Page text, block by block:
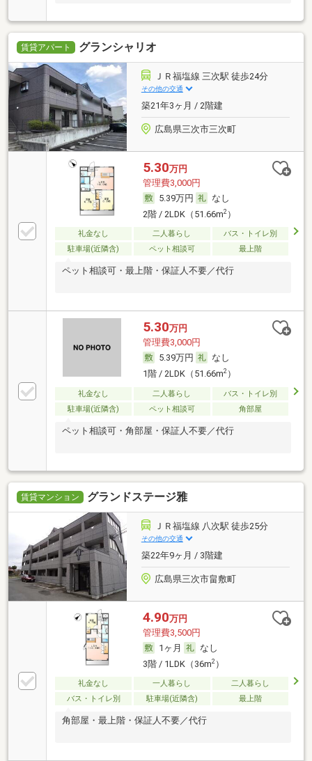
賃貸アパート グランシャリオ
ＪＲ福塩線 三次駅 徒歩24分
その他の交通
築21年3ヶ月 / 2階建
広島県三次市三次町
5.30万円
管理費3,000円
5.39万円
なし
2階 / 2LDK（51.66m2）
礼金なし 二人暮らし
バス・トイレ別
駐車場(近隣含)
ペット相談可 最上階
ペット相談可・最上階・保証人不要／代行
5.30万円
管理費3,000円
5.39万円
なし
1階 / 2LDK（51.66m2）
礼金なし 二人暮らし
バス・トイレ別
駐車場(近隣含)
ペット相談可 角部屋
ペット相談可・角部屋・保証人不要／代行
賃貸マンション グランドステージ雅
ＪＲ福塩線 八次駅 徒歩25分
その他の交通
築22年9ヶ月 / 3階建
広島県三次市畠敷町
4.90万円
管理費3,500円
1ヶ月
なし
3階 / 1LDK（36m2）
礼金なし 一人暮らし
二人暮らし
バス・トイレ別
駐車場(近隣含) 最上階
角部屋・最上階・保証人不要／代行